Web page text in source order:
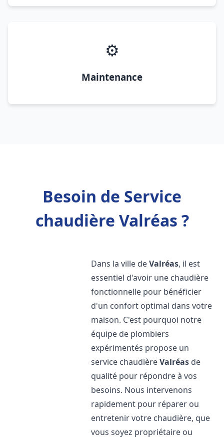
⚙️
Maintenance
Besoin de Service
chaudière Valréas ?
Dans la ville deValréas, il est
essentiel d'avoir une chaudière
fonctionnelle pour bénéficier
d'un confort optimal dans votre
maison. C'est pourquoi notre
équipe de plombiers
expérimentés propose un
service chaudièreValréas de
qualité pour répondre à vos
besoins. Nous intervenons
rapidement pour réparer ou
entretenir votre chaudière, que
vous soyez propriétaire ou